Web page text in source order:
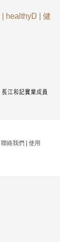
healthyD
健
聯絡我們 | 使用